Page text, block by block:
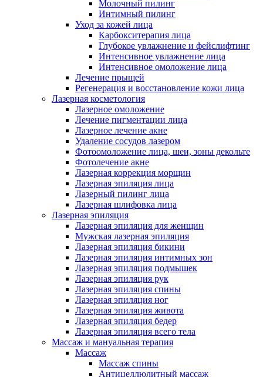
Молочный пилинг
Интимный пилинг
Уход за кожей лица
Карбокситерапия лица
Глубокое увлажнение и фейслифтинг
Интенсивное увлажнение лица
Интенсивное омоложение лица
Лечение прыщей
Регенерация и восстановление кожи лица
Лазерная косметология
Лазерное омоложение
Лечение пигментации лица
Лазерное лечение акне
Удаление сосудов лазером
Фотоомоложение лица, шеи, зоны декольте
Фотолечение акне
Лазерная коррекция морщин
Лазерная эпиляция лица
Лазерный пилинг лица
Лазерная шлифовка лица
Лазерная эпиляция
Лазерная эпиляция для женщин
Мужская лазерная эпиляция
Лазерная эпиляция бикини
Лазерная эпиляция интимных зон
Лазерная эпиляция подмышек
Лазерная эпиляция рук
Лазерная эпиляция спины
Лазерная эпиляция ног
Лазерная эпиляция живота
Лазерная эпиляция бедер
Лазерная эпиляция всего тела
Массаж и мануальная терапия
Массаж
Массаж спины
Антицеллюлитный массаж